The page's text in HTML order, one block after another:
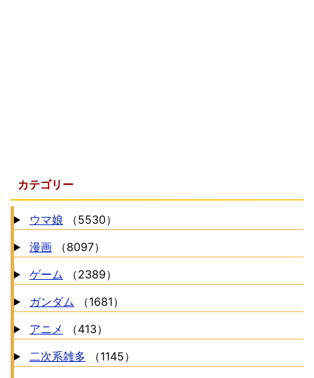
カテゴリー
ウマ娘
（5530）
漫画
（8097）
ゲーム
（2389）
ガンダム
（1681）
アニメ
（413）
二次系雑多
（1145）